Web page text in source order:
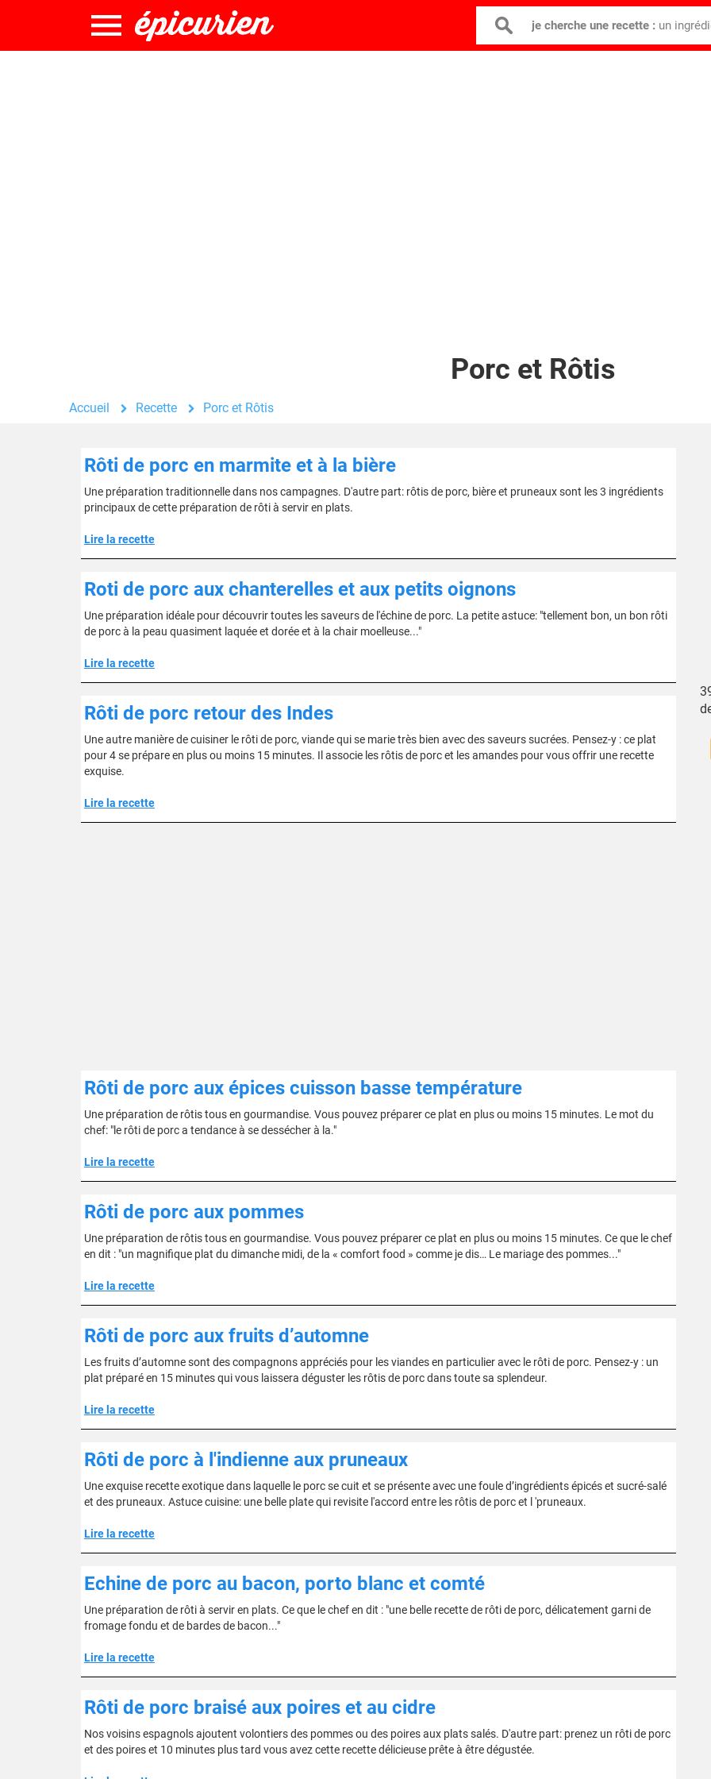
je cherche une recette : un
Porc et Rôtis
Accueil Recette Porc et Rôtis
Rôti de porc en marmite et à la bière
Une préparation traditionnelle dans nos campagnes. D'autre part: rôtis de porc, bière et pruneaux sont les 3 ingrédients
principaux de cette préparation de rôti à servir en plats.
Lire la recette
Roti de porc aux chanterelles et aux petits oignons
Une préparation idéale pour découvrir toutes les saveurs de l'échine de porc. La petite astuce: "tellement bon, un bon rôti
de porc à la peau quasiment laquée et dorée et à la chair moelleuse..."
Lire la recette
Rôti de porc retour des Indes
Une autre manière de cuisiner le rôti de porc, viande qui se marie très bien avec des saveurs sucrées. Pensez-y : ce plat
pour 4 se prépare en plus ou moins 15 minutes. Il associe les rôtis de porc et les amandes pour vous offrir une recette
exquise.
Lire la recette
Rôti de porc aux épices cuisson basse température
Une préparation de rôtis tous en gourmandise. Vous pouvez préparer ce plat en plus ou moins 15 minutes. Le mot du
chef: "le rôti de porc a tendance à se dessécher à la."
Lire la recette
Rôti de porc aux pommes
Une préparation de rôtis tous en gourmandise. Vous pouvez préparer ce plat en plus ou moins 15 minutes. Ce que le chef
en dit : "un magnifique plat du dimanche midi, de la « comfort food » comme je dis… Le mariage des pommes..."
Lire la recette
Rôti de porc aux fruits d’automne
Les fruits d’automne sont des compagnons appréciés pour les viandes en particulier avec le rôti de porc. Pensez-y : un
plat préparé en 15 minutes qui vous laissera déguster les rôtis de porc dans toute sa splendeur.
Lire la recette
Rôti de porc à l'indienne aux pruneaux
Une exquise recette exotique dans laquelle le porc se cuit et se présente avec une foule d’ingrédients épicés et sucré-salé
et des pruneaux. Astuce cuisine: une belle plate qui revisite l'accord entre les rôtis de porc et l 'pruneaux.
Lire la recette
Echine de porc au bacon, porto blanc et comté
Une préparation de rôti à servir en plats. Ce que le chef en dit : "une belle recette de rôti de porc, délicatement garni de
fromage fondu et de bardes de bacon..."
Lire la recette
Rôti de porc braisé aux poires et au cidre
Nos voisins espagnols ajoutent volontiers des pommes ou des poires aux plats salés. D'autre part: prenez un rôti de porc
et des poires et 10 minutes plus tard vous avez cette recette délicieuse prête à être dégustée.